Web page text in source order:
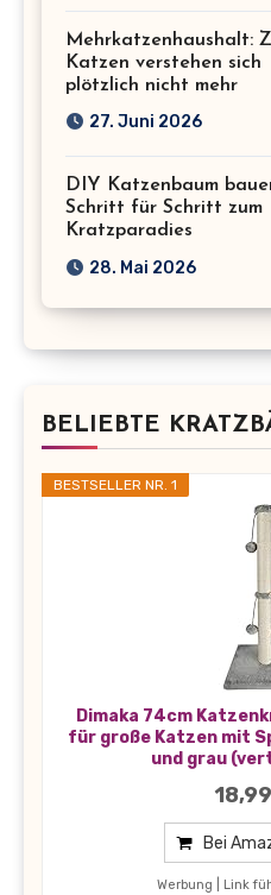
Mehrkatzenhaushalt:
Katzen verstehen sich
plötzlich nicht mehr
27. Juni 2026
DIY Katzenbaum
Schritt für Schritt zum
Kratzparadies
28. Mai 2026
BELIEBTE
BESTSELLER NR. 1
Dimaka 74cm
für große Katzen mit
und grau
Bei
Werbung | Link